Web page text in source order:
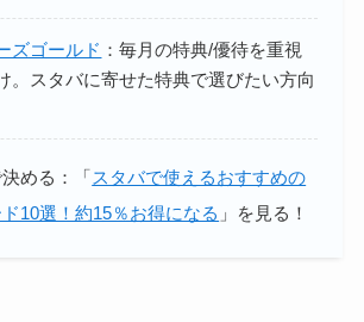
ズゴールド ：毎月の特典/優待を重視
。スタバに寄せた特典で選びたい方向
める：「 スタバで使えるおすすめの
10選！約15％お得になる 」を見る！